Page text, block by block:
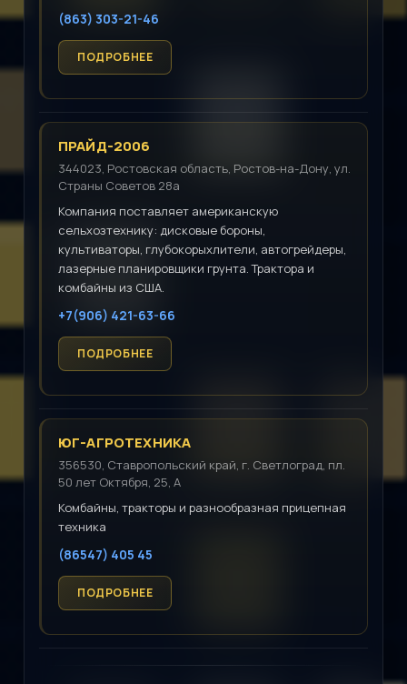
(863) 303-21-46
ПРАЙД-2006
344023, Ростовская область, Ростов-на-Дону, ул.
Страны Советов 28а
Компания поставляет американскую
сельхозтехнику: дисковые бороны,
культиваторы, глубокорыхлители, автогрейдеры,
лазерные планировщики грунта. Трактора и
комбайны из США.
+7(906) 421-63-66
ЮГ-АГРОТЕХНИКА
356530, Ставропольский край, г. Светлоград, пл.
50 лет Октября, 25, А
Комбайны, тракторы и разнообразная прицепная
техника
(86547) 405 45